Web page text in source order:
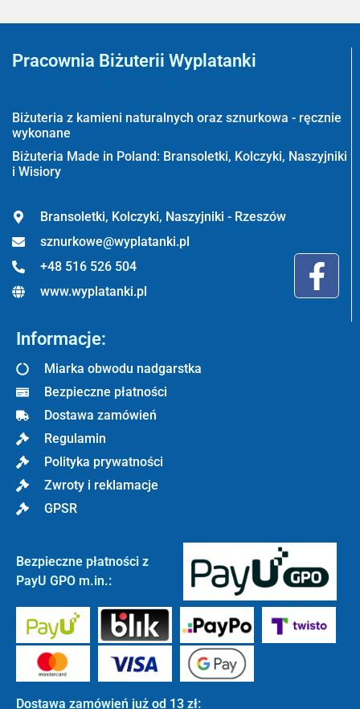
Pracownia Biżuterii Wyplatanki
Biżuteria z kamieni naturalnych oraz sznurkowa - ręcznie
wykonane
Biżuteria Made in Poland: Bransoletki, Kolczyki, Naszyjniki
i Wisiory
Bransoletki, Kolczyki, Naszyjniki - Rzeszów
sznurkowe@wyplatanki.pl
+48 516 526 504
www.wyplatanki.pl
Informacje:
Miarka obwodu nadgarstka
Bezpieczne płatności
Dostawa zamówień
Regulamin
Polityka prywatności
Zwroty i reklamacje
GPSR
Bezpieczne płatności z
PayU GPO m.in.:
Dostawa zamówień już od 13 zł: